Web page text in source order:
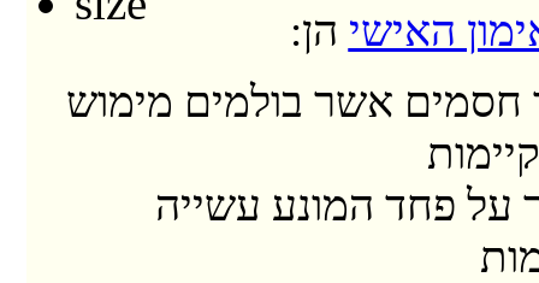
האישי הן:
אשר בולמים מימוש
על פחד המונע עשייה